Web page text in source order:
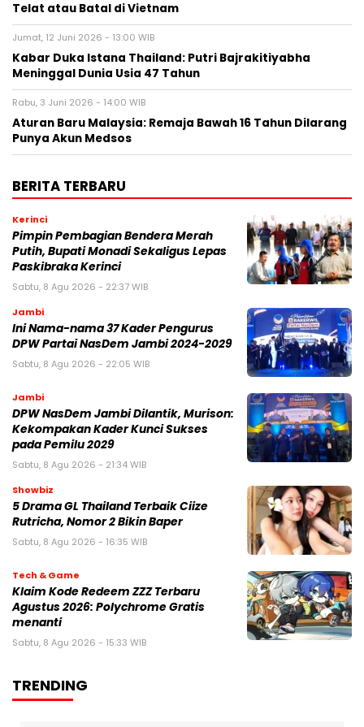
Telat atau Batal di Vietnam
Jumat, 12 Juni 2026 - 13:00 WIB
Kabar Duka Istana Thailand: Putri Bajrakitiyabha
Meninggal Dunia Usia 47 Tahun
Rabu, 3 Juni 2026 - 14:00 WIB
Aturan Baru Malaysia: Remaja Bawah 16 Tahun Dilarang
Punya Akun Medsos
BERITA TERBARU
Kerinci
Pimpin Pembagian Bendera Merah
Putih, Bupati Monadi Sekaligus Lepas
Paskibraka Kerinci
Sabtu, 8 Agu 2026 - 22:37 WIB
Jambi
Ini Nama-nama 37 Kader Pengurus
DPW Partai NasDem Jambi 2024-2029
Sabtu, 8 Agu 2026 - 22:05 WIB
Jambi
DPW NasDem Jambi Dilantik, Murison:
Kekompakan Kader Kunci Sukses
pada Pemilu 2029
Sabtu, 8 Agu 2026 - 21:34 WIB
Showbiz
5 Drama GL Thailand Terbaik Ciize
Rutricha, Nomor 2 Bikin Baper
Sabtu, 8 Agu 2026 - 16:35 WIB
Tech & Game
Klaim Kode Redeem ZZZ Terbaru
Agustus 2026: Polychrome Gratis
menanti
Sabtu, 8 Agu 2026 - 15:33 WIB
TRENDING